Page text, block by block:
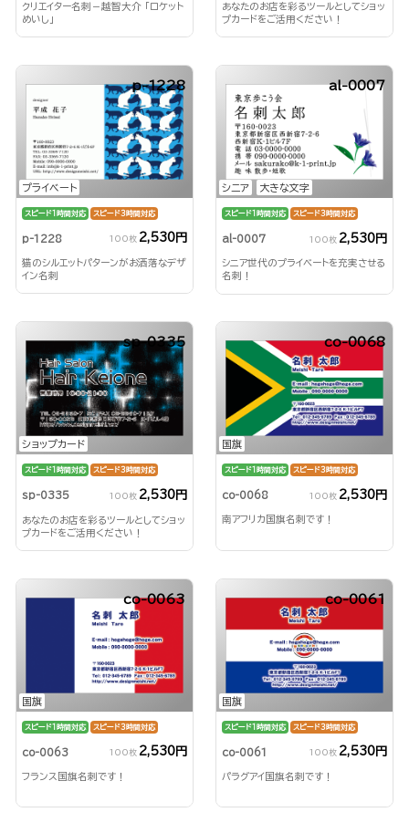
クリエイター名刺－越智大介 「ロケット
めいし」
あなたのお店を彩るツールとしてショッ
プカードをご活用ください！
プライベート
p-1228
スピード1時間対応 スピード3時間対応
p-1228 100枚 2,530円
猫のシルエットパターンがお洒落なデザ
イン名刺
シニア 大きな文字
al-0007
スピード1時間対応 スピード3時間対応
al-0007 100枚 2,530円
シニア世代のプライベートを充実させる
名刺！
ショップカード
sp-0335
スピード1時間対応 スピード3時間対応
sp-0335 100枚 2,530円
あなたのお店を彩るツールとしてショッ
プカードをご活用ください！
国旗
co-0068
スピード1時間対応 スピード3時間対応
co-0068 100枚 2,530円
南アフリカ国旗名刺です！
国旗
co-0063
スピード1時間対応 スピード3時間対応
co-0063 100枚 2,530円
フランス国旗名刺です！
国旗
co-0061
スピード1時間対応 スピード3時間対応
co-0061 100枚 2,530円
パラグアイ国旗名刺です！